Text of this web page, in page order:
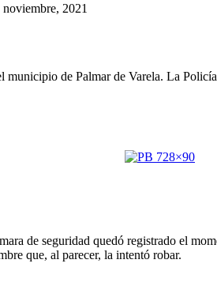
noviembre, 2021
municipio de Palmar de Varela. La
de seguridad quedó registrado el
que, al parecer, la intentó robar.